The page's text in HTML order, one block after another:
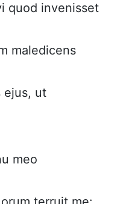
quod invenisset
maledicens
ejus, ut
meo